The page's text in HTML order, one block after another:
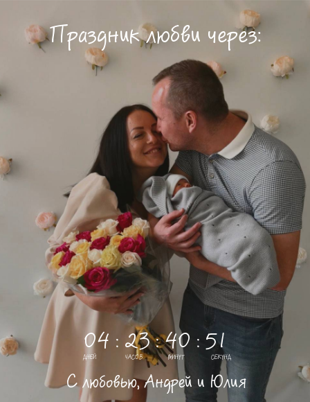
МИНУТ
ЧАСОВ
ДНЕЙ СЕКУНД
04 : 23 : 40 : 50
С любовью, Андрей и Юлия
Праздник любви через: